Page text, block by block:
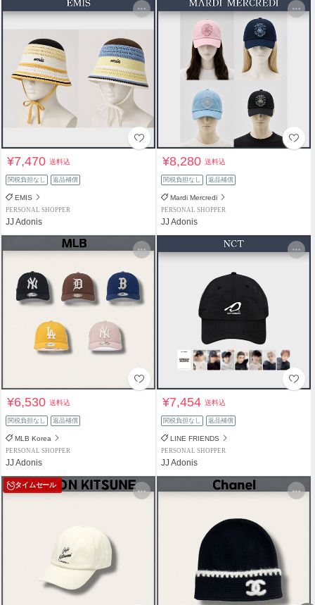
¥7,470送料込
関税負担なし 返品補償
EMIS
PERSONAL SHOPPER
JJ Adonis
¥8,280送料込
関税負担なし 返品補償
Mardi Mercredi
PERSONAL SHOPPER
JJ Adonis
¥6,530送料込
関税負担なし 返品補償
MLB Korea
PERSONAL SHOPPER
JJ Adonis
¥7,454送料込
関税負担なし 返品補償
LINE FRIENDS
PERSONAL SHOPPER
JJ Adonis
タイムセール